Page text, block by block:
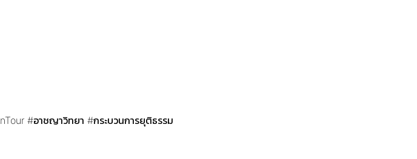
#อาชญาวิทยา #กระบวนการยุติธรรม